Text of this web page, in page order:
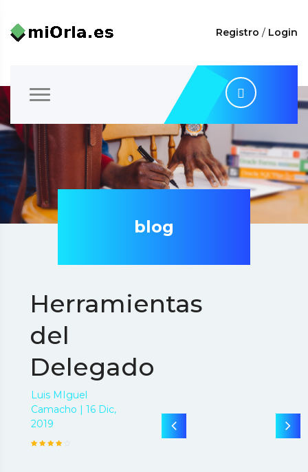
Registro / Login
blog
Herramientas
del
Delegado
Luis MIguel
Camacho | 16 Dic,
2019